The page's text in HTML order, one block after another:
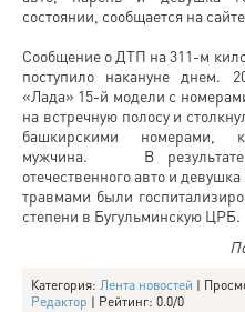
состоянии, сообщается на
Сообщение о ДТП на 311-м
поступило накануне днем.
«Лада» 15-й модели с
на встречную полосу и
башкирскими номерами,
мужчина. В результате
отечественного авто и
травмами были
степени в Бугульминскую
Категория: Лента новостей |
Редактор | Рейтинг: 0.0/0